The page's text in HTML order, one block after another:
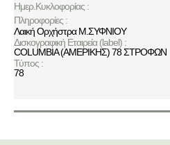
Ημερ.Κυκλοφορίας :
Πληροφορίες :
Λαική Ορχήστρα Μ.ΣΥΦΝΙΟΥ
Δισκογραφική Εταιρεία (label) :
COLUMBIA (ΑΜΕΡΙΚΗΣ) 78 ΣΤΡΟΦΩΝ
Τύπος :
78